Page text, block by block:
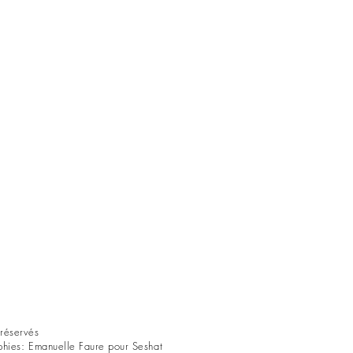
Emanuelle Faure pour Seshat